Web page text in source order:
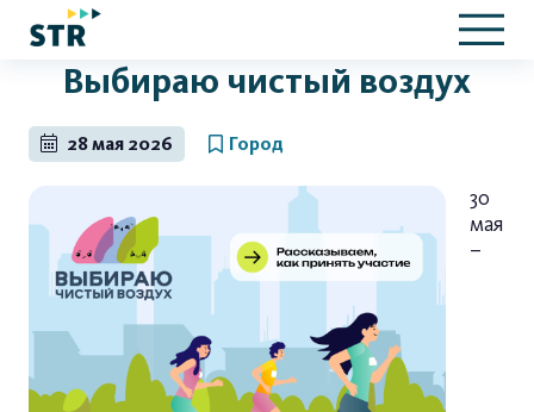
Выбираю чистый воздух
28 мая 2026 Город
30
мая
–